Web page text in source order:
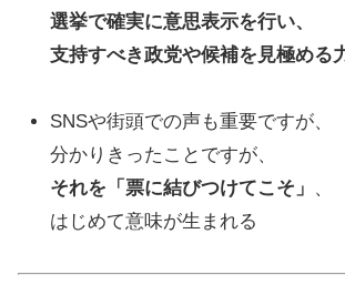
選挙で確実に意思表示を行い、
支持すべき政党や候補を見極める
SNSや街頭での声も重要ですが、
分かりきったことですが、
それを「票に結びつけてこそ」 、
はじめて意味が生まれる